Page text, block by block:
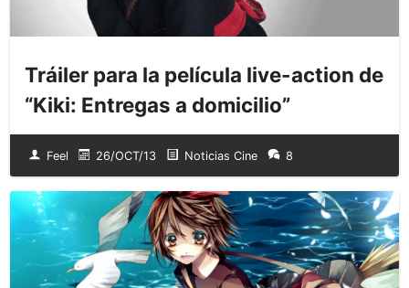
Tráiler para la película live-action de
“Kiki: Entregas a domicilio”
Feel 26/OCT/13 Noticias Cine 8